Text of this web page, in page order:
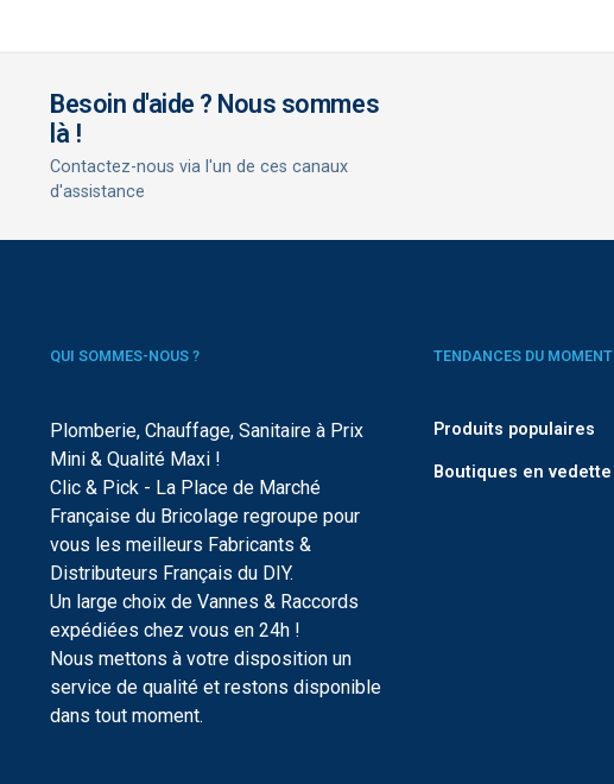
Besoin d'aide ? Nous sommes
là !
Contactez-nous via l'un de ces canaux
d'assistance
QUI SOMMES-NOUS ?
Plomberie, Chauffage, Sanitaire à Prix
Mini & Qualité Maxi !
Clic & Pick - La Place de Marché
Française du Bricolage regroupe pour
vous les meilleurs Fabricants &
Distributeurs Français du DIY.
Un large choix de Vannes & Raccords
expédiées chez vous en 24h !
Nous mettons à votre disposition un
service de qualité et restons disponible
dans tout moment.
TENDANCES DU MOMENT
Produits populaires
Boutiques en vedette